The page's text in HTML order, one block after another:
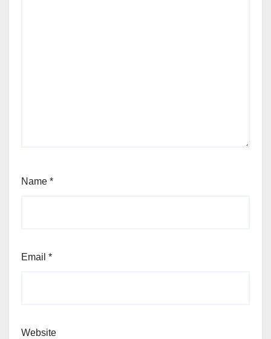
Name *
Email *
Website